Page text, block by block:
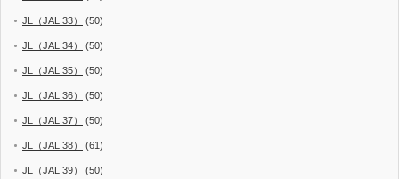
JL（JAL 33） (50)
JL（JAL 34） (50)
JL（JAL 35） (50)
JL（JAL 36） (50)
JL（JAL 37） (50)
JL（JAL 38） (61)
JL（JAL 39） (50)